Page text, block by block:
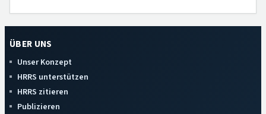
ÜBER UNS
Unser Konzept
HRRS unterstützen
HRRS zitieren
Publizieren